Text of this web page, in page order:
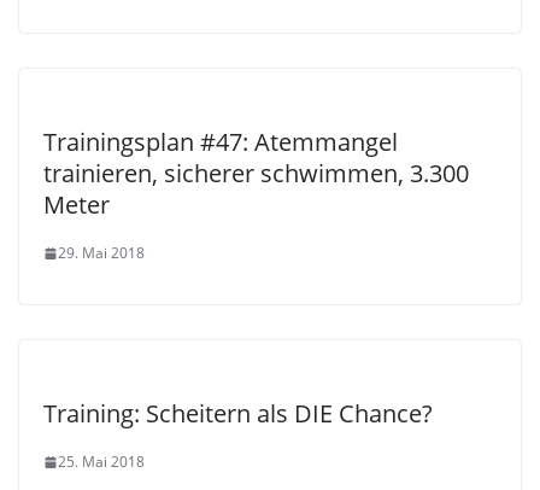
Trainingsplan #47: Atemmangel
trainieren, sicherer schwimmen, 3.300
Meter
29. Mai 2018
Training: Scheitern als DIE Chance?
25. Mai 2018